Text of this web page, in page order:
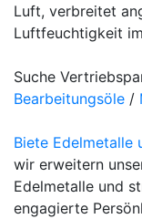
Luft, verbreitet
Luftfeuchtigkeit
Suche
Bearbeitungsöle /
Biete Edelmetalle
wir erweitern
Edelmetalle und
engagierte